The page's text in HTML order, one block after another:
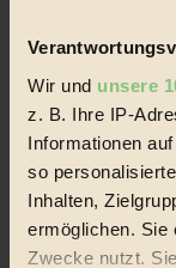
Wir und unsere
z. B. Ihre IP-
Informationen
so
Inhalten,
ermöglichen. Sie
Zwecke nutzt.
Erhalte in
Gewinnspiele &
BIORAMA-
Jetzt eintragen: